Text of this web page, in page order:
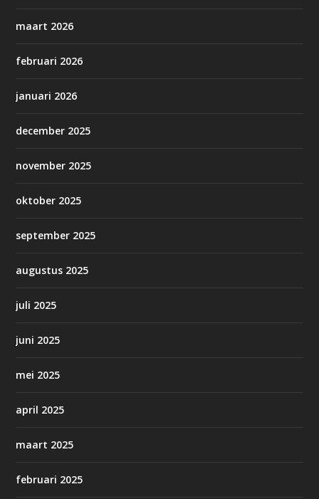
maart 2026
februari 2026
januari 2026
december 2025
november 2025
oktober 2025
september 2025
augustus 2025
juli 2025
juni 2025
mei 2025
april 2025
maart 2025
februari 2025